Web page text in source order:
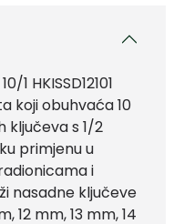
1 HKISSD12101
koji obuhvaća 10
ključeva s 1/2
primjenu u
i
nasadne ključeve
12 mm, 13 mm, 14